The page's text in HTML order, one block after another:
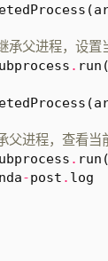
(
承父进程，设
. run (
(
进程，查看当
. run (
-post . log